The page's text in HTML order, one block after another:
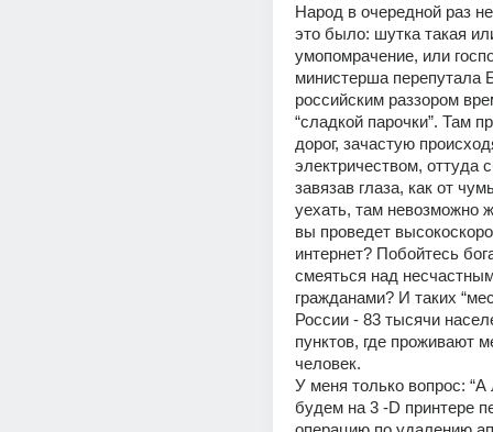
Народ в очередной раз
это было: шутка такая
умопомрачение, или
министерша перепутала
российским раззором
“сладкой парочки”. Там
дорог, зачастую
электричеством, оттуда
завязав глаза, как от
уехать, там невозможно
вы проведет
интернет? Побойтесь
смеяться над
гражданами? И таких
России - 83 тысячи
пунктов, где проживают
человек.
У меня только вопрос: “А
будем на 3 -D принтере